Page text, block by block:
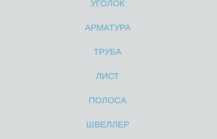
УГОЛОК
АРМАТУРА
ТРУБА
ЛИСТ
ПОЛОСА
ШВЕЛЛЕР
М
М